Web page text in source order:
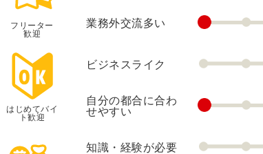
フリーター
歓迎
はじめてバイ
ト歓迎
業務外交流多い
ビジネスライク
自分の都合に合わ
せやすい
知識・経験が必要